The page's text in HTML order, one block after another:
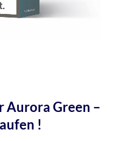
Aurora Green –
!